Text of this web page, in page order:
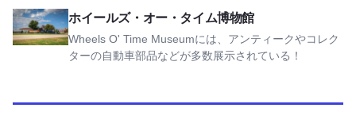
ホイールズ・オー・タイム博物館
Wheels O' Time Museumには、アンティークやコレク
ターの自動車部品などが多数展示されている！
ウィールズ・オー・タイム博物館を見る